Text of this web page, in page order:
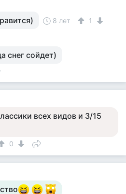
8 лет 1
снег сойдет)
всех видов и 3/15
0